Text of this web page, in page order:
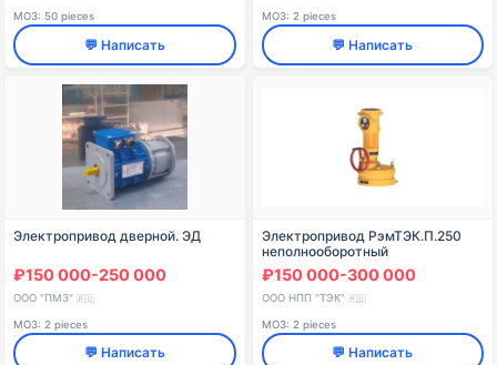
МОЗ: 50 pieces
💬 Написать
МОЗ: 2 pieces
💬 Написать
Электропривод дверной. ЭД
₽150 000-250 000
ООО "ПМЗ" 🇷🇺
МОЗ: 2 pieces
💬 Написать
Электропривод РэмТЭК.П.250
неполнооборотный
₽150 000-300 000
ООО НПП "ТЭК" 🇷🇺
МОЗ: 2 pieces
💬 Написать